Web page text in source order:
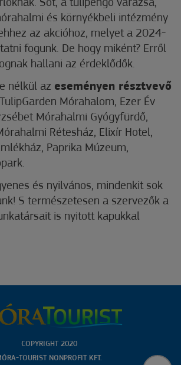
Sőt, a tulipengő varázsa,
és környékbeli intézmény
az akcióhoz, melyet a 2024-
fogunk. De hogy miként? Erről
hallani az érdeklődők.
nélkül az eseményen résztvevő
Mórahalom, Ezer Év
Mórahalmi Gyógyfürdő,
Rétesház, Elixír Hotel,
Paprika Múzeum,
és nyilvános, mindenkit sok
S természetesen a szervezők a
is nyitott kapukkal
COPYRIGHT 2020
TOURIST NONPROFIT KFT.